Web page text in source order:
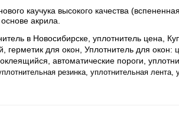
каучука высокого качества
акрила.
в Новосибирске, уплотнитель цена,
герметик для окон, Уплотнитель для окон:
автоматические пороги,
резинка, уплотнительная